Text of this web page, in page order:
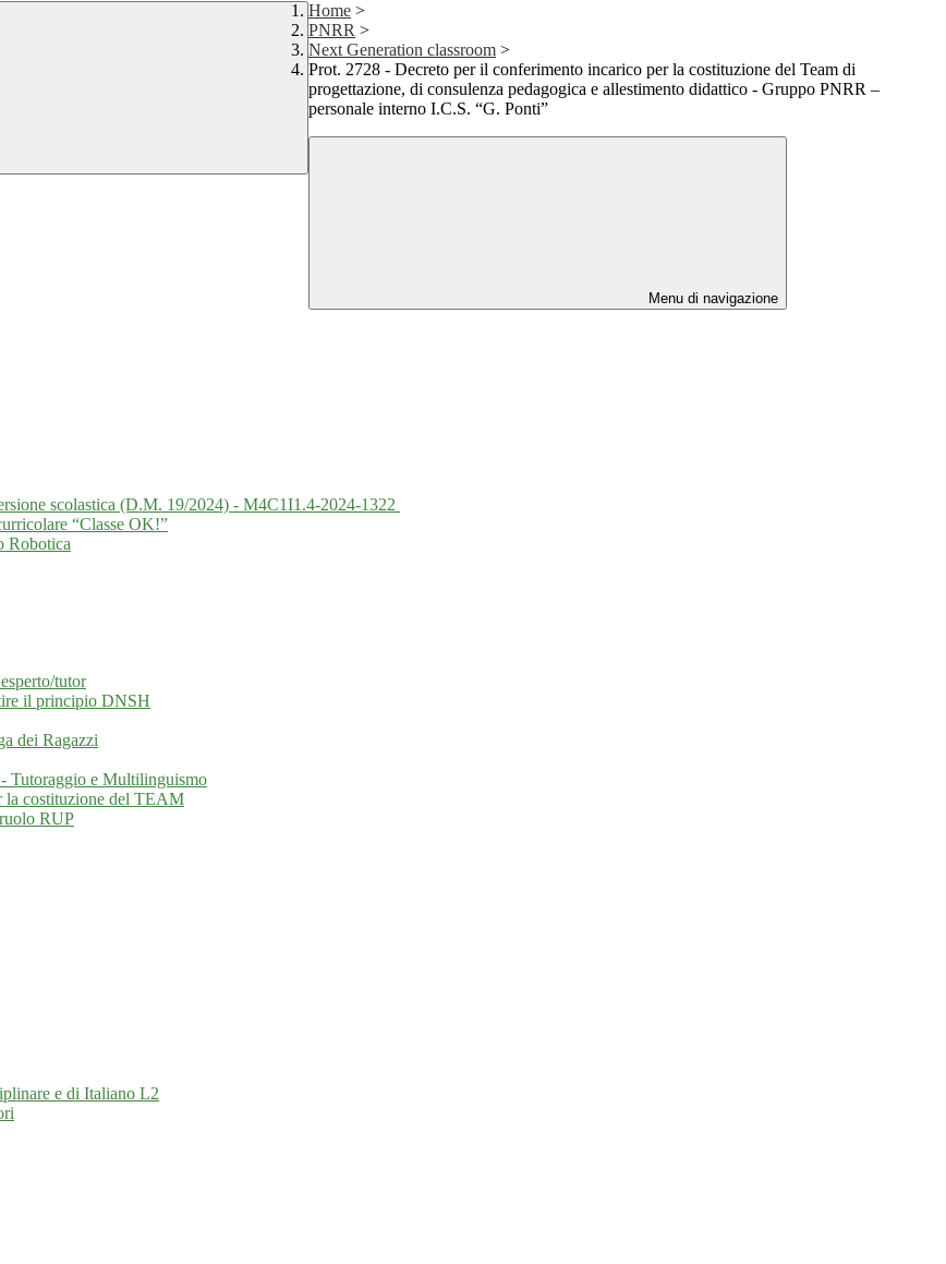
Home >
PNRR >
Next Generation classroom >
Prot. 2728 - Decreto per il conferimento incarico per la costituzione del Team di
progettazione, di consulenza pedagogica e allestimento didattico - Gruppo PNRR –
personale interno I.C.S. “G. Ponti”
Menu di navigazione
scolastica (D.M. 19/2024) - M4C1I1.4-2024-1322
“Classe OK!”
Robotica
tutor
il principio DNSH
dei Ragazzi
Tutoraggio e Multilinguismo
la costituzione del TEAM
RUP
e di Italiano L2